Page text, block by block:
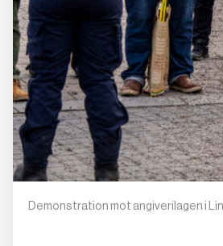
Demonstration mot angiverilagen i